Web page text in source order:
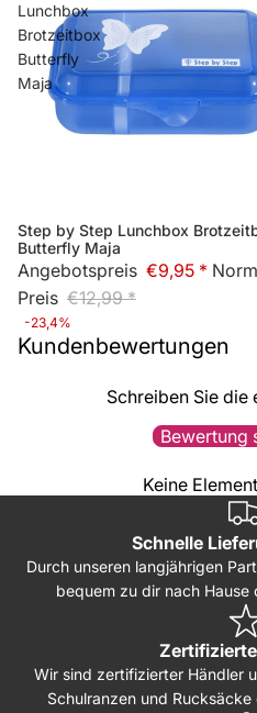
Lunchbox
Brotzeitbox
Butterfly
Maja
Sale
Step by Step Lunchbox
Butterfly Maja
Angebotspreis €9,95 *
Preis €12,99 *
-23,4%
Kundenbewertungen
Schreiben Sie die
Bewertung
Keine
Schnelle
Durch unseren langjährigen
bequem zu dir nach Hause
Wir sind zertifizierter Händler
Schulranzen und